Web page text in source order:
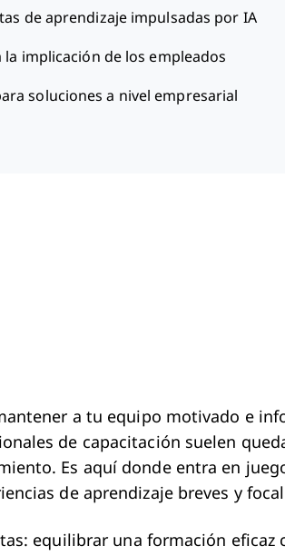
de aprendizaje impulsadas por IA
la implicación de los empleados
soluciones a nivel empresarial
a tu equipo motivado e
de capacitación suelen
Es aquí donde entra en
de aprendizaje breves y
equilibrar una formación eficaz